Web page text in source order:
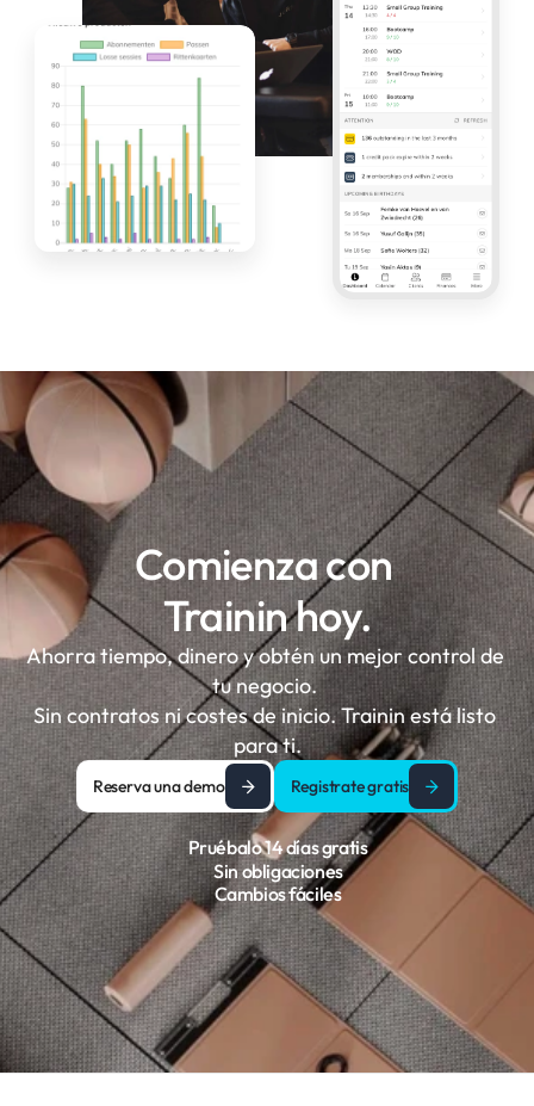
Comienza con
Trainin hoy.
Ahorra tiempo, dinero y obtén un mejor control de
tu negocio.
Sin contratos ni costes de inicio. Trainin está listo
para ti.
Reserva una demo Registrate gratis
Pruébalo 14 días gratis
Sin obligaciones
Cambios fáciles